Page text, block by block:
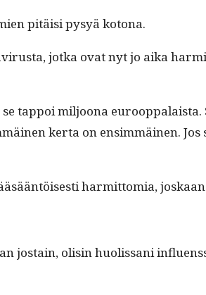
pitäisi pysyä kotona.
jot­ka ovat nyt jo aika
tap­poi miljoona euroop­palaista.
ker­ta on ensim­mäi­nen.
har­mit­to­mia,
jostain, olisin huolis­sani